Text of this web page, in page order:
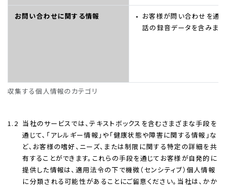
収集する個人情報のカテゴリ
お問い合わせに関する情報
お客様が問い合わせを通
話の録音データを含みます
1.2 当社のサービスでは、テキストボックスを含むさまざまな手段を
通じて、「アレルギー情報」や「健康状態や障害に関する情報」な
ど、お客様の嗜好、ニーズ、または制限に関する特定の詳細を共
有することができます。これらの手段を通じてお客様が自発的に
提供した情報は、適用法令の下で機微（センシティブ）個人情報
に分類される可能性があることにご留意ください。当社は、かか